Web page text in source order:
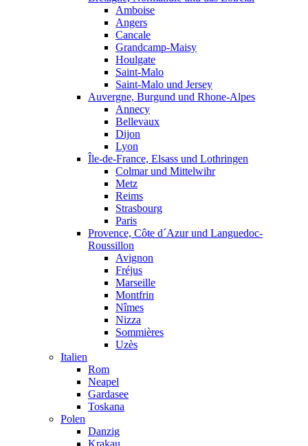
Amboise
Angers
Cancale
Grandcamp-Maisy
Houlgate
Saint-Malo
Saint-Malo und Jersey
Auvergne, Burgund und Rhone-Alpes
Annecy
Bellevaux
Dijon
Lyon
Île-de-France, Elsass und Lothringen
Colmar und Mittelwihr
Metz
Reims
Strasbourg
Paris
Provence, Côte d´Azur und Languedoc-
Roussillon
Avignon
Fréjus
Marseille
Montfrin
Nîmes
Nizza
Sommières
Uzès
Italien
Rom
Neapel
Gardasee
Toskana
Polen
Danzig
Krakau